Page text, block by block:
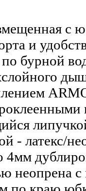
с
и
бурной
- латекс/
4мм
неопрена